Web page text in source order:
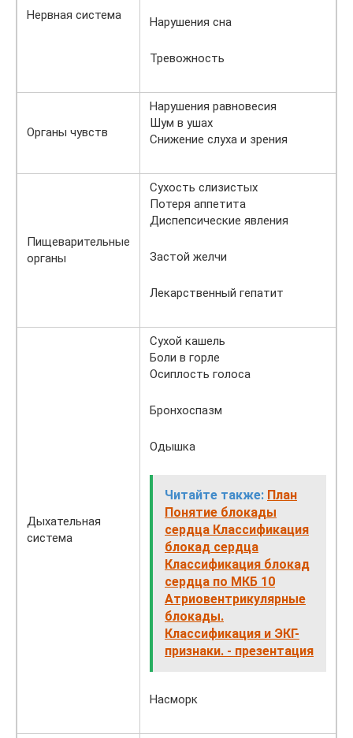
Нервная система Нарушения сна
Тревожность
Органы чувств
Нарушения равновесия
Шум в ушах
Снижение слуха и зрения
Пищеварительные
органы
Сухость слизистых
Потеря аппетита
Диспепсические явления
Застой желчи
Лекарственный гепатит
Дыхательная
система
Сухой кашель
Боли в горле
Осиплость голоса
Бронхоспазм
Одышка
Читайте также: План
Понятие блокады
сердца Классификация
блокад сердца
Классификация блокад
сердца по МКБ 10
Атриовентрикулярные
блокады.
Классификация и ЭКГ-
признаки. - презентация
Насморк